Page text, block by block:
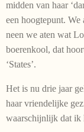
midden van haar
een hoogtepunt.
neen we aten wat
boerenkool, dat
‘States’.
Het is nu drie jaar
haar vriendelijke
waarschijnlijk dat ik